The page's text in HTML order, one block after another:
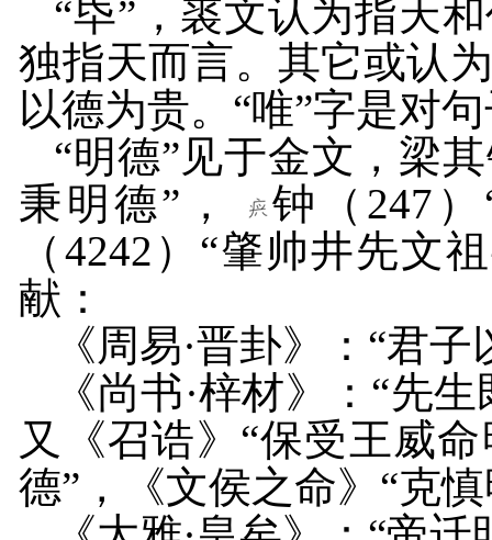
“氒”，裘文认为指天
独指天而言。其它或认
以德为贵。“唯”字是对
“明德”见于金文，梁
秉明德”，
钟（ 247
（ 4242 ）“肇帅井先文
献：
《周易·晋卦》：“君
《尚书·梓材》：“先
又《召诰》“保受王威
德”，《文侯之命》“克